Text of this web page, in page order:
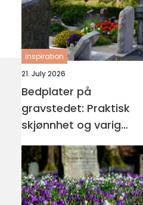
inspiration
21. July 2026
Bedplater på
gravstedet: Praktisk
skjønnhet og varig
orden